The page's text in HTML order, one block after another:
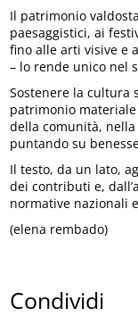
Il patrimonio
paesaggistici, ai
fino alle arti visive e
– lo rende unico nel
Sostenere la cultura
patrimonio
della comunità,
puntando su
Il testo, da un lato,
dei contributi e,
normative nazionali
(elena rembado)
Condividi